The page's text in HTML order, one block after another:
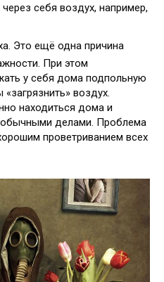
себя воздух, например,
Это ещё одна причина
При этом
у себя дома подпольную
воздух.
находиться дома и
обычными делами. Проблема
проветриванием всех